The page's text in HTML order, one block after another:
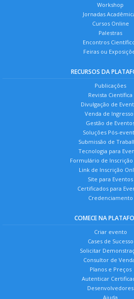
Workshop
Jornadas
Cursos Online
Palestras
Encontros
Feiras ou
RECURSOS DA
Publicações
Revista Científica
Divulgação de
Venda de
Gestão de
Soluções Pós-
Submissão de
Tecnologia para
Formulário de
Link de Inscrição
Site para Eventos
Certificados para
Credenciamento
COMECE NA
Criar evento
Cases de Sucesso
Solicitar
Consultor de
Planos e Preços
Autenticar
Desenvolvedores
Ajuda